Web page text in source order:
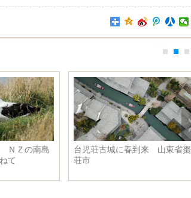
ＮＺの南島
て
台児荘古城に春到来 山東省棗
荘市